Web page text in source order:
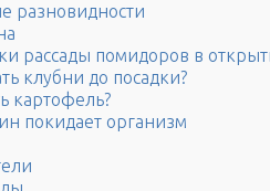
разновидности
рассады помидоров в
клубни до посадки?
картофель?
покидает организм